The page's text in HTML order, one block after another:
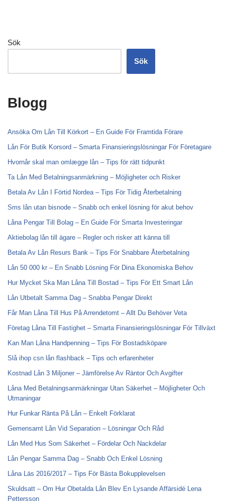
Sök
Sök
Blogg
Ansöka Om Lån Till Körkort – En Guide För Framtida Förare
Lån För Butik Korsord – Smarta Finansieringslösningar För Företagare
Hvornår skal man omlægge lån – Tips för rätt tidpunkt
Ta Lån Med Betalningsanmärkning – Möjligheter och Risker
Betala Av Lån I Förtid Nordea – Tips För Tidig Återbetalning
Sms lån utan bisnode – Snabb och enkel lösning för akut behov
Låna Pengar Till Bolag – En Guide För Smarta Investeringar
Aktiebolag lån till ägare – Regler och risker att känna till
Betala Av Lån Resurs Bank – Tips För Snabbare Återbetalning
Lån 50 000 kr – En Snabb Lösning För Dina Ekonomiska Behov
Hur Mycket Ska Man Låna Till Bostad – Tips För Ett Smart Lån
Lån Utbetalt Samma Dag – Snabba Pengar Direkt
Får Man Låna Till Hus På Arrendetomt – Allt Du Behöver Veta
Företag Låna Till Fastighet – Smarta Finansieringslösningar För Tillväxt
Kan Man Låna Handpenning – Tips För Bostadsköpare
Slå ihop csn lån flashback – Tips och erfarenheter
Kostnad Lån 3 Miljoner – Jämförelse Av Räntor Och Avgifter
Låna Med Betalningsanmärkningar Utan Säkerhet – Möjligheter Och
Utmaningar
Hur Funkar Ränta På Lån – Enkelt Förklarat
Gemensamt Lån Vid Separation – Lösningar Och Råd
Lån Med Hus Som Säkerhet – Fördelar Och Nackdelar
Lån Pengar Samma Dag – Snabb Och Enkel Lösning
Låna Läs 2016/2017 – Tips För Bästa Bokupplevelsen
Skuldsatt – Om Hur Obetalda Lån Blev En Lysande Affärsidé Lena
Pettersson